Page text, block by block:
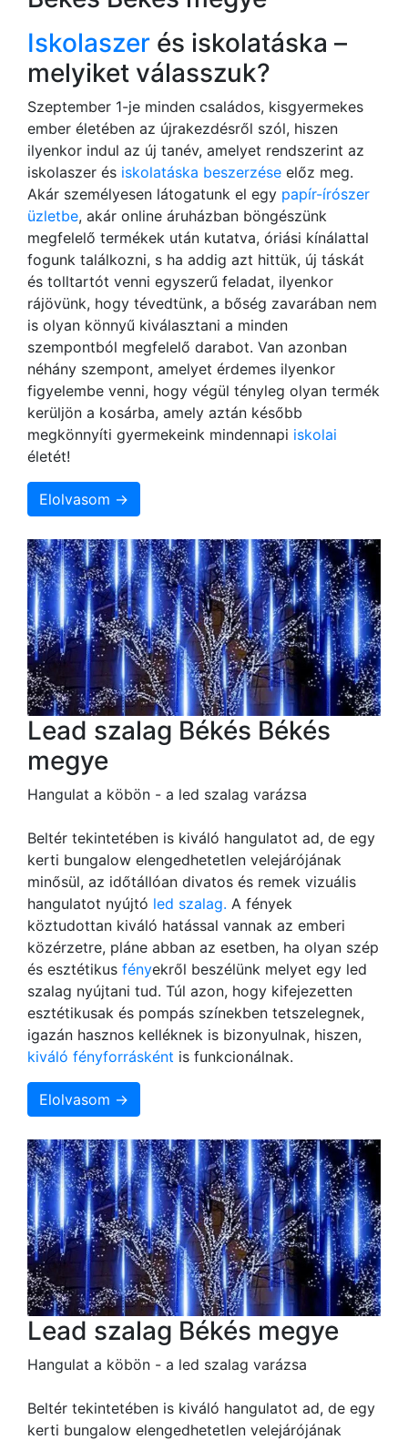
Iskolaszer és iskolatáska –
melyiket válasszuk?
Szeptember 1-je minden családos, kisgyermekes
ember életében az újrakezdésről szól, hiszen
ilyenkor indul az új tanév, amelyet rendszerint az
iskolaszer és iskolatáska beszerzése előz meg.
Akár személyesen látogatunk el egy papír-írószer
üzletbe, akár online áruházban böngészünk
megfelelő termékek után kutatva, óriási kínálattal
fogunk találkozni, s ha addig azt hittük, új táskát
és tolltartót venni egyszerű feladat, ilyenkor
rájövünk, hogy tévedtünk, a bőség zavarában nem
is olyan könnyű kiválasztani a minden
szempontból megfelelő darabot. Van azonban
néhány szempont, amelyet érdemes ilyenkor
figyelembe venni, hogy végül tényleg olyan termék
kerüljön a kosárba, amely aztán később
megkönnyíti gyermekeink mindennapi iskolai
életét!
Elolvasom →
Lead szalag Békés Békés
megye
Hangulat a köbön - a led szalag varázsa
Beltér tekintetében is kiváló hangulatot ad, de egy
kerti bungalow elengedhetetlen velejárójának
minősül, az időtállóan divatos és remek vizuális
hangulatot nyújtó led szalag. A fények
köztudottan kiváló hatással vannak az emberi
közérzetre, pláne abban az esetben, ha olyan szép
és esztétikus fényekről beszélünk melyet egy led
szalag nyújtani tud. Túl azon, hogy kifejezetten
esztétikusak és pompás színekben tetszelegnek,
igazán hasznos kelléknek is bizonyulnak, hiszen,
kiváló fényforrásként is funkcionálnak.
Elolvasom →
Lead szalag Békés megye
Hangulat a köbön - a led szalag varázsa
Beltér tekintetében is kiváló hangulatot ad, de egy
kerti bungalow elengedhetetlen velejárójának